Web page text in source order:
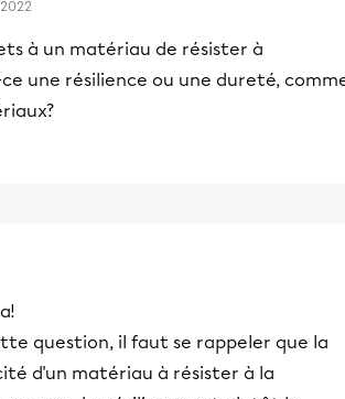
à un matériau de résister à
ce une résilience ou une dureté,
question, il faut se rappeler que la
d'un matériau à résister à la